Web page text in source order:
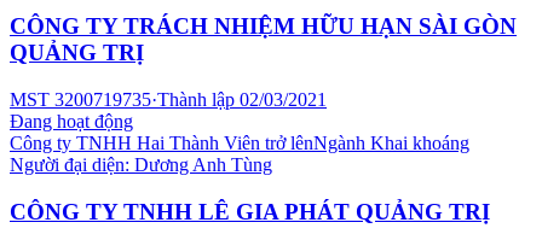
CÔNG TY TRÁCH NHIỆM HỮU HẠN SÀI GÒN
QUẢNG TRỊ
MST 3200719735·Thành lập 02/03/2021
Đang hoạt động
Công ty TNHH Hai Thành Viên trở lênNgành Khai khoáng
Người đại diện: Dương Anh Tùng
CÔNG TY TNHH LÊ GIA PHÁT QUẢNG TRỊ